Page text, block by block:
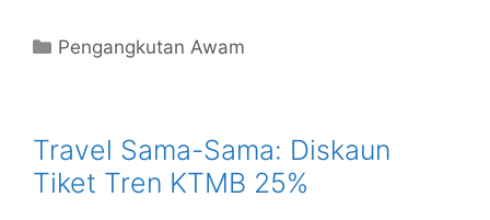
Categories
Pengangkutan Awam
Travel Sama-Sama: Diskaun
Tiket Tren KTMB 25%